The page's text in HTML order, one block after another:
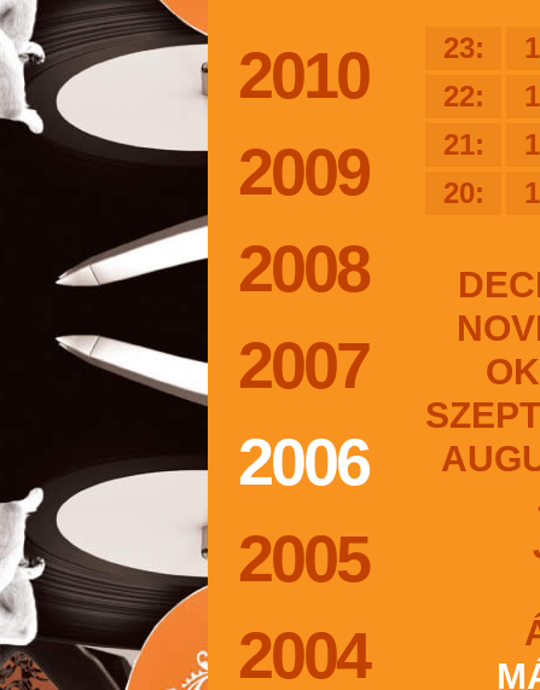
2010
2009
2008
2007
2006
2005
2004
23:
22:
21:
20: